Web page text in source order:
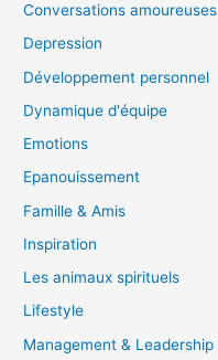
Conversations amoureuses
Depression
Développement personnel
Dynamique d'équipe
Emotions
Epanouissement
Famille & Amis
Inspiration
Les animaux spirituels
Lifestyle
Management & Leadership